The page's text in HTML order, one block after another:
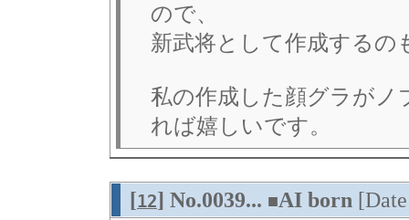
ので、
新武将として作成するの
私の作成した顔グラがノ
れば嬉しいです。
[12] No.0039... ■AI born